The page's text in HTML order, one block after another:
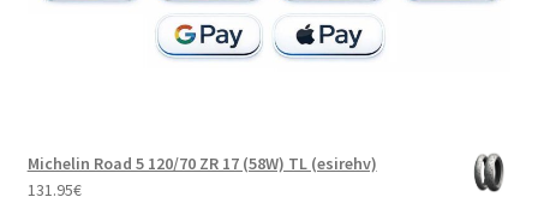
Michelin Road 5 120/70 ZR 17 (58W) TL (esirehv)
131.95€